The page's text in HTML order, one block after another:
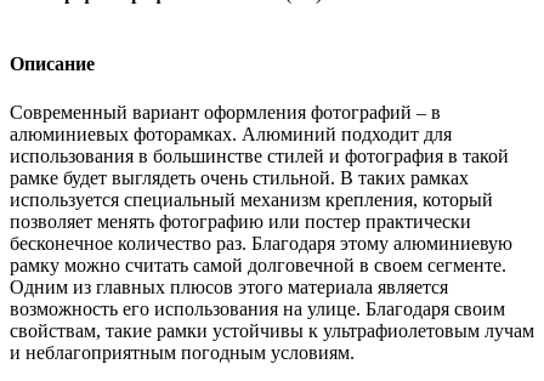
Описание
Современный вариант оформления фотографий – в
алюминиевых фоторамках. Алюминий подходит для
использования в большинстве стилей и фотография в такой
рамке будет выглядеть очень стильной. В таких рамках
используется специальный механизм крепления, который
позволяет менять фотографию или постер практически
бесконечное количество раз. Благодаря этому алюминиевую
рамку можно считать самой долговечной в своем сегменте.
Одним из главных плюсов этого материала является
возможность его использования на улице. Благодаря своим
свойствам, такие рамки устойчивы к ультрафиолетовым лучам
и неблагоприятным погодным условиям.